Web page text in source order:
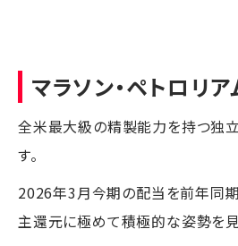
マラソン・ペトロリア
全米最大級の精製能力を持つ独
す。
2026年3月今期の配当を前年同期
主還元に極めて積極的な姿勢を見